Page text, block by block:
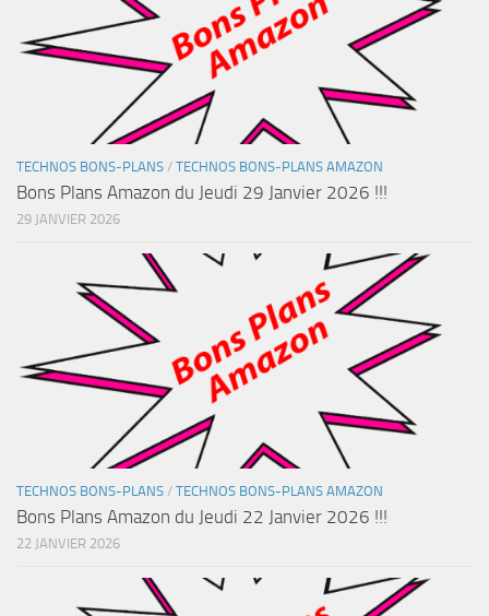
TECHNOS BONS-PLANS / TECHNOS BONS-PLANS AMAZON
Bons Plans Amazon du Jeudi 29 Janvier 2026 !!!
29 JANVIER 2026
TECHNOS BONS-PLANS / TECHNOS BONS-PLANS AMAZON
Bons Plans Amazon du Jeudi 22 Janvier 2026 !!!
22 JANVIER 2026